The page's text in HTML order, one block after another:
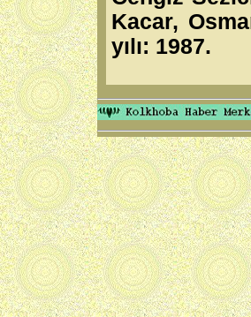
Kacar,
yılı: 1987.